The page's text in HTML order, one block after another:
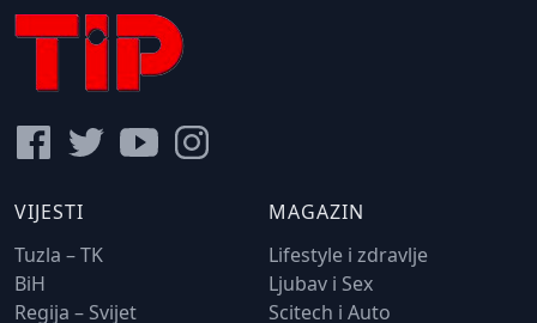
VIJESTI
Tuzla – TK
BiH
Regija – Svijet
MAGAZIN
Lifestyle i zdravlje
Ljubav i Sex
Scitech i Auto